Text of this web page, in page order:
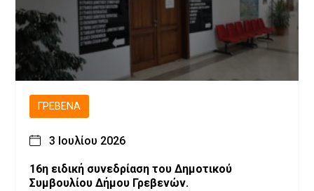
ΓΡΕΒΕΝΆ
3 Ιουλίου 2026
16η ειδική συνεδρίαση του Δημοτικού
Συμβουλίου Δήμου Γρεβενών.